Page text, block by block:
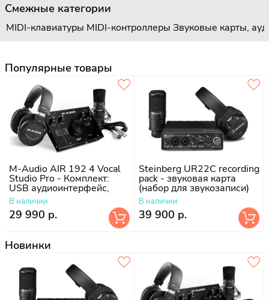
Смежные категории
MIDI-клавиатуры MIDI-контроллеры Звуковые карты,
Популярные товары
M-Audio AIR 192 4 Vocal
Studio Pro - Комплект:
USB аудиоинтерфейс,
наушники, студийный
микрофон
В наличии
29 990 р.
Steinberg UR22C recording
pack - звуковая карта
(набор для звукозаписи)
В наличии
39 900 р.
Новинки